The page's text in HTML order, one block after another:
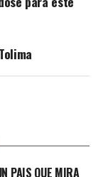
PAIS QUE MIRA